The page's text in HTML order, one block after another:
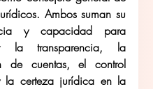
Ambos suman su
y capacidad para
la transparencia, la
de cuentas, el control
la certeza jurídica en la